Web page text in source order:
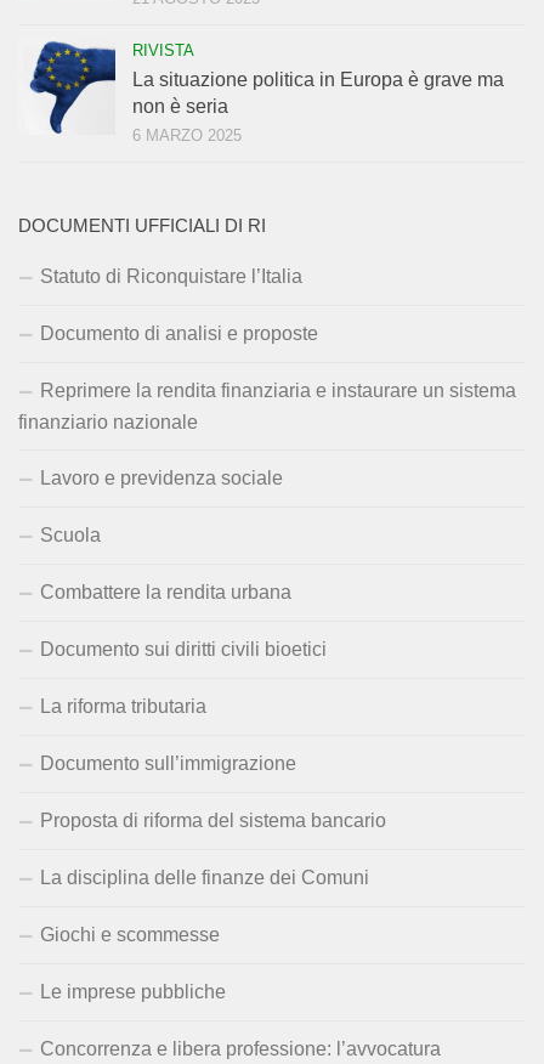
RIVISTA
La situazione politica in Europa è grave ma
non è seria
6 MARZO 2025
DOCUMENTI UFFICIALI DI RI
Statuto di Riconquistare l’Italia
Documento di analisi e proposte
Reprimere la rendita finanziaria e instaurare un sistema
finanziario nazionale
Lavoro e previdenza sociale
Scuola
Combattere la rendita urbana
Documento sui diritti civili bioetici
La riforma tributaria
Documento sull’immigrazione
Proposta di riforma del sistema bancario
La disciplina delle finanze dei Comuni
Giochi e scommesse
Le imprese pubbliche
Concorrenza e libera professione: l’avvocatura